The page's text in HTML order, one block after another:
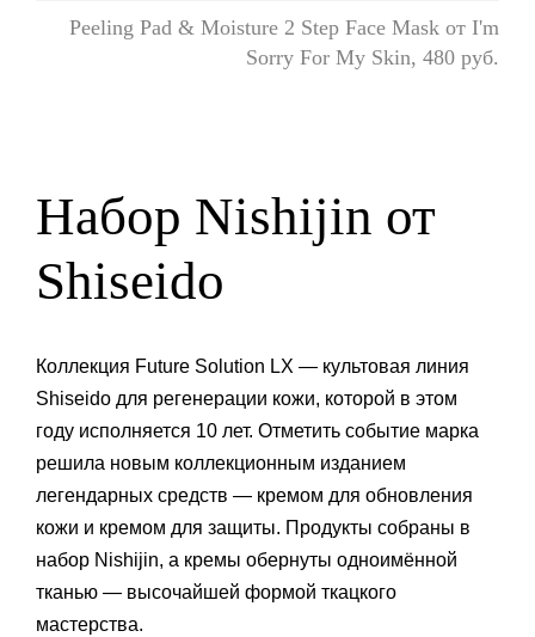
Peeling Pad & Moisture 2 Step Face Mask от I'm
Sorry For My Skin, 480 руб.
Набор Nishijin от
Shiseido
Коллекция Future Solution LX — культовая линия
Shiseido для регенерации кожи, которой в этом
году исполняется 10 лет. Отметить событие марка
решила новым коллекционным изданием
легендарных средств — кремом для обновления
кожи и кремом для защиты. Продукты собраны в
набор Nishijin, а кремы обернуты одноимённой
тканью — высочайшей формой ткацкого
мастерства.